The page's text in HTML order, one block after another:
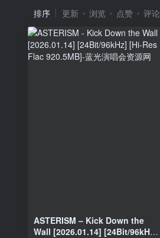
排序 更新 浏览 点赞 评论
ASTERISM – Kick Down the
Wall [2026.01.14] [24Bit/96kHz]